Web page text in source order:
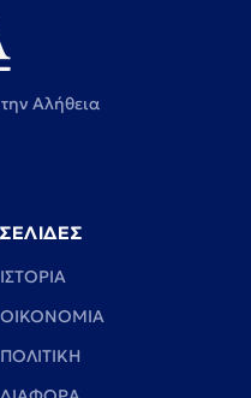
Αλήθεια
ΣΕΛΙΔΕΣ
ΙΣΤΟΡΙΑ
ΟΙΚΟΝΟΜΙΑ
ΠΟΛΙΤΙΚΗ